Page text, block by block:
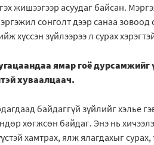
жишээгээр асуудаг байсан.
сонголт дээр санаа
хүссэн зүйлээрээ л сурах
ямар гоё
хуваалцаач.
байдаггүй зүйлийг хэлье
хөгжсөн байдаг. Энэ нь
хамтрах, ялж ялагдахыг